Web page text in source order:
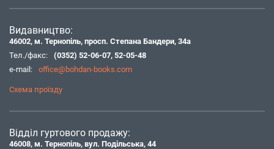
Видавництво:
46002, м. Тернопіль, просп. Степана Бандери, 34а
Тел./факс:
(0352) 52-06-07, 52-05-48
e-mail:
office@bohdan-books.com
Схема проїзду
Відділ гуртового продажу:
46008, м. Тернопіль, вул. Подільська, 44